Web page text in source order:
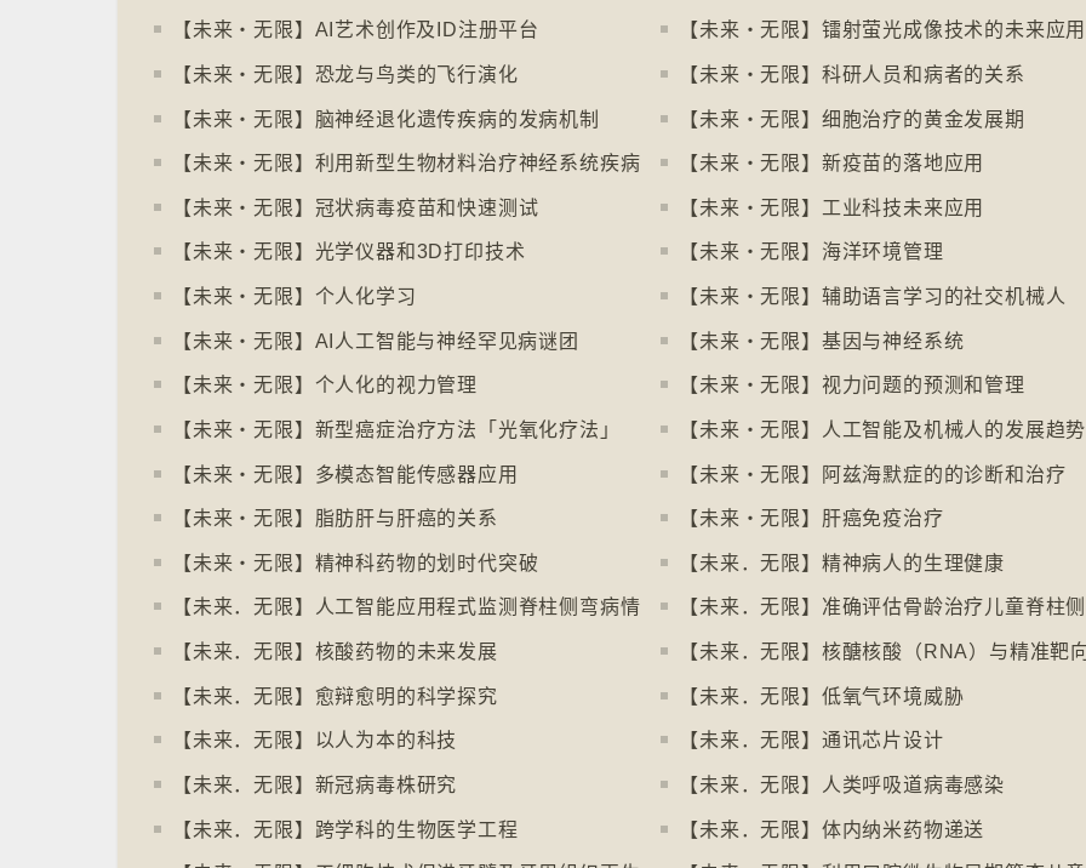
【未来‧无限】AI艺术创作及ID注册平台 【未来‧无限】镭射萤光成像技术的未来应用
【未来‧无限】恐龙与鸟类的飞行演化 【未来‧无限】科研人员和病者的关系
【未来‧无限】脑神经退化遗传疾病的发病机制 【未来‧无限】细胞治疗的黄金发展期
【未来‧无限】利用新型生物材料治疗神经系统疾病 【未来‧无限】新疫苗的落地应用
【未来‧无限】冠状病毒疫苗和快速测试 【未来‧无限】工业科技未来应用
【未来‧无限】光学仪器和3D打印技术 【未来‧无限】海洋环境管理
【未来‧无限】个人化学习 【未来‧无限】辅助语言学习的社交机械人
【未来‧无限】AI人工智能与神经罕见病谜团 【未来‧无限】基因与神经系统
【未来‧无限】个人化的视力管理 【未来‧无限】视力问题的预测和管理
【未来‧无限】新型癌症治疗方法「光氧化疗法」 【未来‧无限】人工智能及机械人的发展趋势
【未来‧无限】多模态智能传感器应用 【未来‧无限】阿兹海默症的的诊断和治疗
【未来‧无限】脂肪肝与肝癌的关系 【未来‧无限】肝癌免疫治疗
【未来‧无限】精神科药物的划时代突破 【未来．无限】精神病人的生理健康
【未来．无限】人工智能应用程式监测脊柱侧弯病情 【未来．无限】准确评估骨龄治疗儿童脊柱
【未来．无限】核酸药物的未来发展 【未来．无限】核醣核酸（RNA）与精准靶
【未来．无限】愈辩愈明的科学探究 【未来．无限】低氧气环境威胁
【未来．无限】以人为本的科技 【未来．无限】通讯芯片设计
【未来．无限】新冠病毒株研究 【未来．无限】人类呼吸道病毒感染
【未来．无限】跨学科的生物医学工程 【未来．无限】体内纳米药物递送